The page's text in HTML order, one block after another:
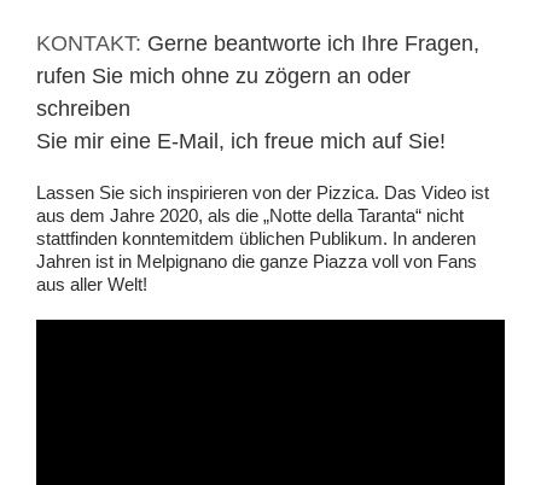
KONTAKT: Gerne beantworte ich Ihre Fragen,
rufen Sie mich ohne zu zögern an oder
schreiben
Sie mir eine E-Mail, ich freue mich auf Sie!
Lassen Sie sich inspirieren von der Pizzica. Das Video ist
aus dem Jahre 2020, als die „Notte della Taranta“ nicht
stattfinden konntemitdem üblichen Publikum. In anderen
Jahren ist in Melpignano die ganze Piazza voll von Fans
aus aller Welt!